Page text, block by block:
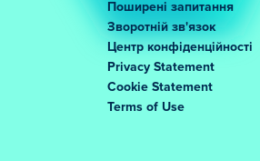
Поширені запитання
Зворотній зв'язок
Центр конфіденційності
Privacy Statement
Cookie Statement
Terms of Use